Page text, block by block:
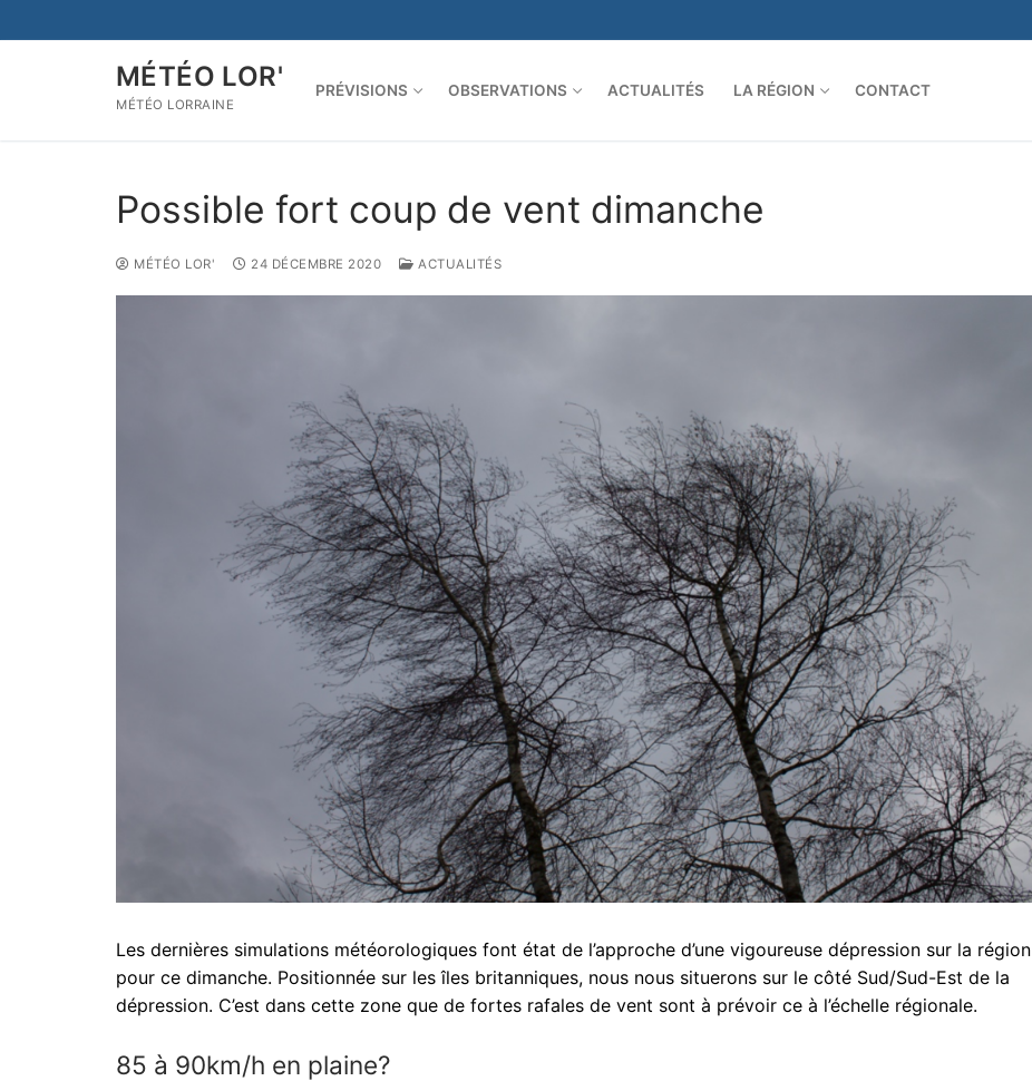
au
MÉTÉO LOR'
MÉTÉO LORRAINE
PRÉVISIONS OBSERVATIONS ACTUALITÉS LA RÉGION CONTACT
Possible fort coup de vent dimanche
MÉTÉO LOR' 24 DÉCEMBRE 2020 ACTUALITÉS
Les dernières simulations météorologiques font état de l’approche d’une vigoureuse dépression sur la région
pour ce dimanche. Positionnée sur les îles britanniques, nous nous situerons sur le côté Sud/Sud-Est de la
dépression. C’est dans cette zone que de fortes rafales de vent sont à prévoir ce à l’échelle régionale.
85 à 90km/h en plaine?